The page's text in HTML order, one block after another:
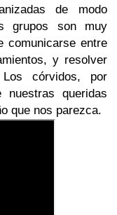
de modo
grupos son muy
comunicarse entre
y resolver
córvidos, por
nuestras queridas
que nos parezca.